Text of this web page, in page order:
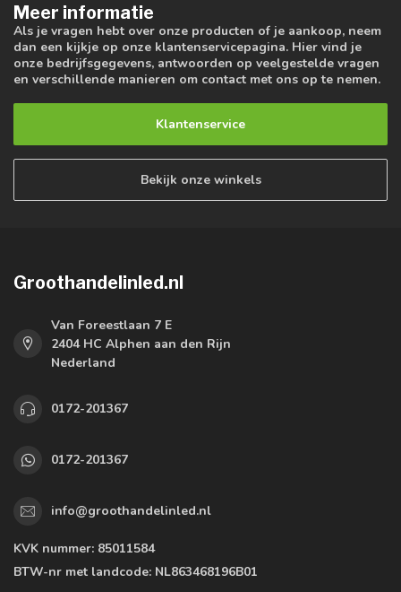
Meer informatie
Als je vragen hebt over onze producten of je aankoop, neem
dan een kijkje op onze klantenservicepagina. Hier vind je
onze bedrijfsgegevens, antwoorden op veelgestelde vragen
en verschillende manieren om contact met ons op te nemen.
Klantenservice
Bekijk onze winkels
Groothandelinled.nl
Van Foreestlaan 7 E
2404 HC Alphen aan den Rijn
Nederland
0172-201367
0172-201367
info@groothandelinled.nl
KVK nummer: 85011584
BTW-nr met landcode: NL863468196B01